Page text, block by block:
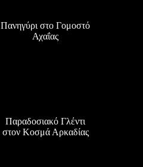
Πανηγύρι στο Γομοστό
Αχαΐας
Παραδοσιακό Γλέντι
στον Κοσμά Αρκαδίας